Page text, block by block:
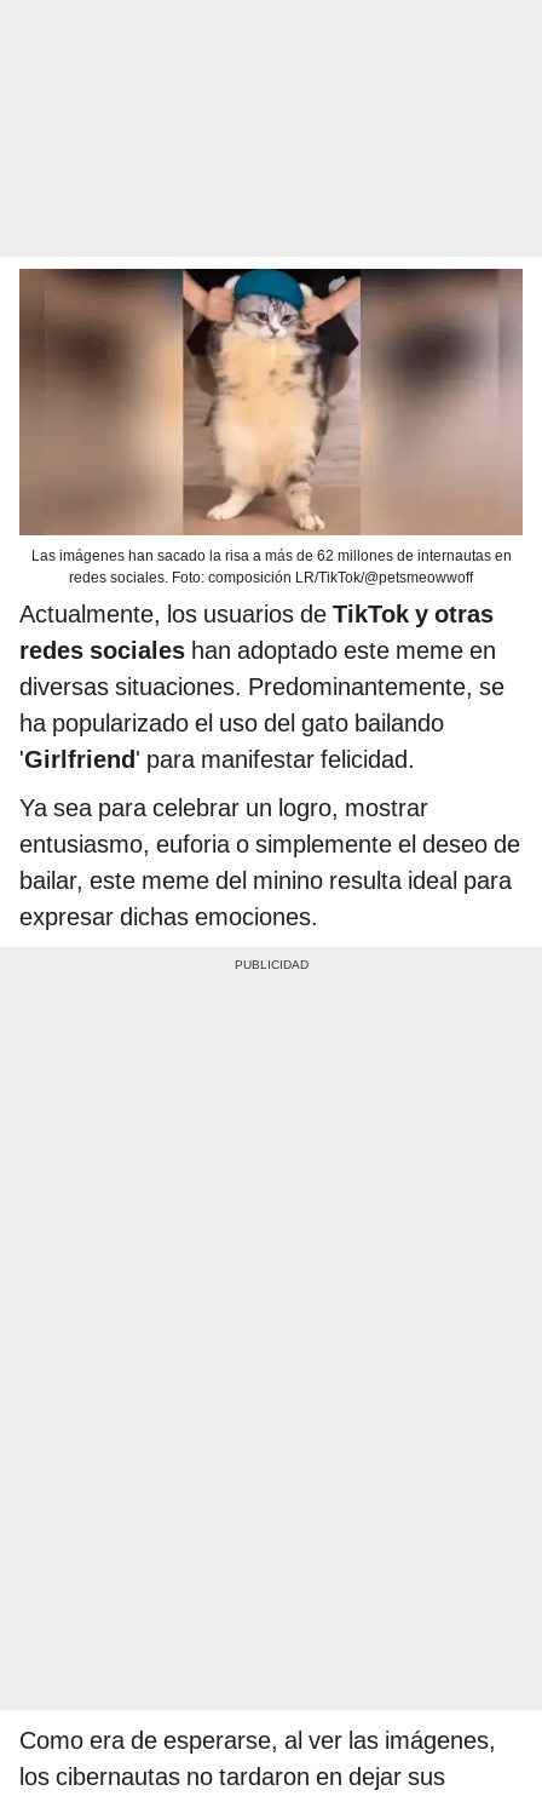
Las imágenes han sacado la risa a más de 62 millones de internautas en
redes sociales. Foto: composición LR/TikTok/@petsmeowwoff
Actualmente, los usuarios de TikTok y otras
redes sociales han adoptado este meme en
diversas situaciones. Predominantemente, se
ha popularizado el uso del gato bailando
'Girlfriend' para manifestar felicidad.
Ya sea para celebrar un logro, mostrar
entusiasmo, euforia o simplemente el deseo de
bailar, este meme del minino resulta ideal para
expresar dichas emociones.
Como era de esperarse, al ver las imágenes,
los cibernautas no tardaron en dejar sus